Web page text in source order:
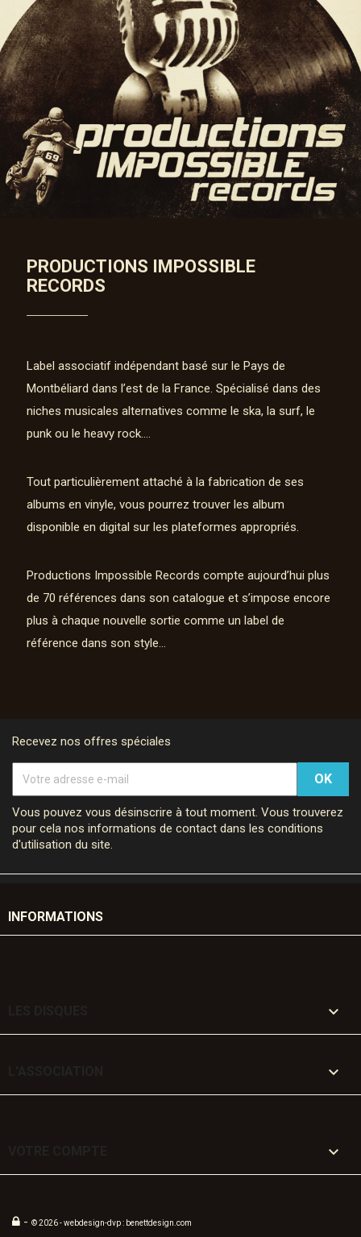
PRODUCTIONS IMPOSSIBLE
RECORDS
Label associatif indépendant basé sur le Pays de
Montbéliard dans l’est de la France. Spécialisé dans des
niches musicales alternatives comme le ska, la surf, le
punk ou le heavy rock….
Tout particulièrement attaché à la fabrication de ses
albums en vinyle, vous pourrez trouver les album
disponible en digital sur les plateformes appropriés.
Productions Impossible Records compte aujourd’hui plus
de 70 références dans son catalogue et s’impose encore
plus à chaque nouvelle sortie comme un label de
référence dans son style…
Recevez nos offres spéciales
Vous pouvez vous désinscrire à tout moment. Vous trouverez
pour cela nos informations de contact dans les conditions
d'utilisation du site.
INFORMATIONS



- © 2026 - webdesign-dvp : benettdesign.com